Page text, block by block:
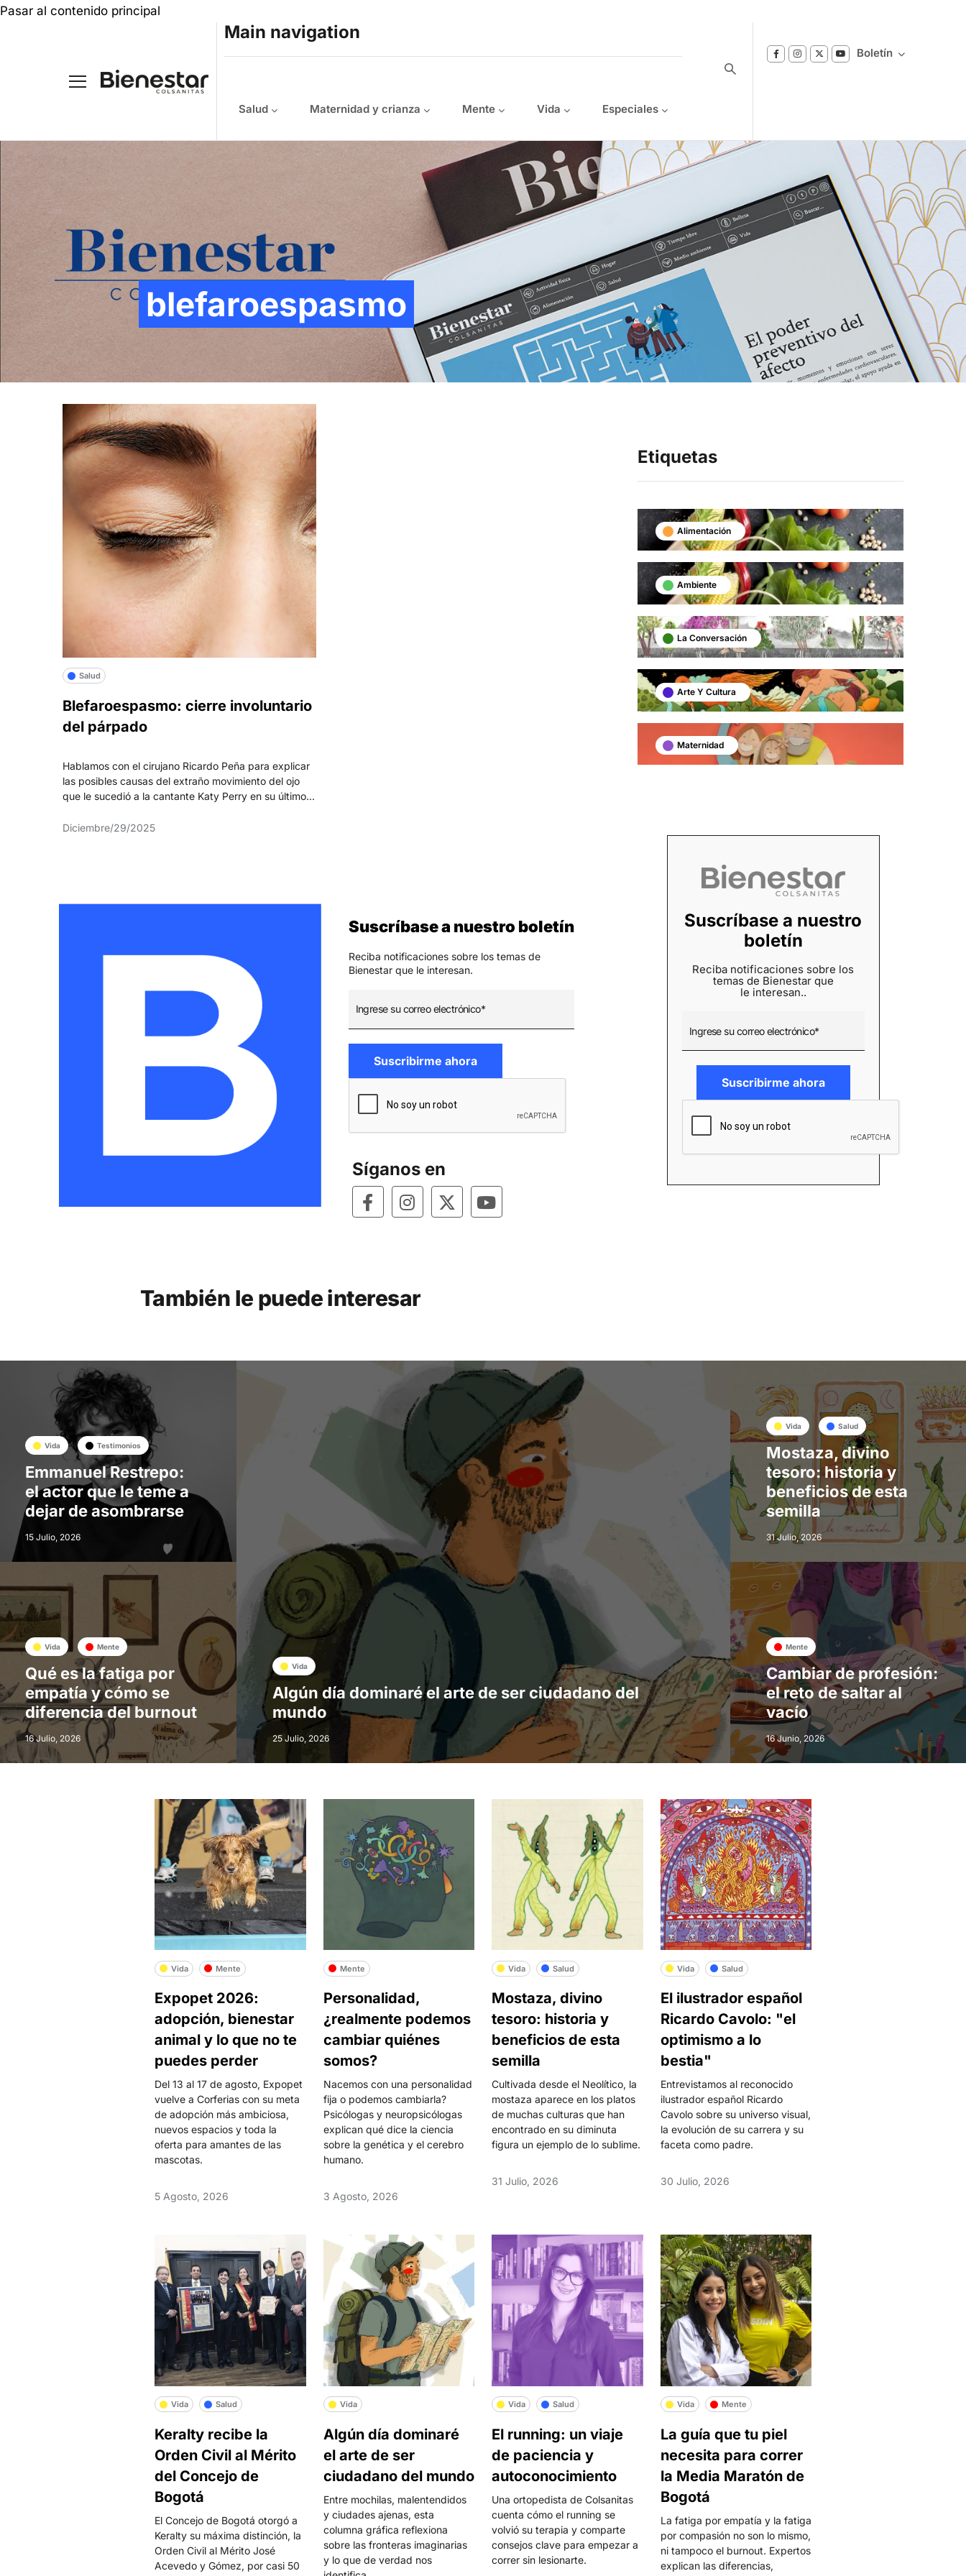
Pasar al contenido principal
Main navigation
Salud Maternidad y crianza Mente Vida Especiales
Boletín
Suscríbase a nuestro boletín
Reciba notificaciones sobre los temas de
Bienestar que le interesan.
blefaroespasmo
Salud
Blefaroespasmo: cierre involuntario
del párpado
Hablamos con el cirujano Ricardo Peña para explicar
las posibles causas del extraño movimiento del ojo
que le sucedió a la cantante Katy Perry en su último...
Diciembre/29/2025
Suscríbase a nuestro boletín
Reciba notificaciones sobre los temas de
Bienestar que le interesan.
Síganos en
Etiquetas
Alimentación
Ambiente
La Conversación
Arte Y Cultura
Maternidad
Suscríbase a nuestro
boletín
Reciba notificaciones sobre los
temas de Bienestar que
le interesan..
También le puede interesar
Vida Testimonios
Emmanuel Restrepo:
el actor que le teme a
dejar de asombrarse
15 Julio, 2026
Vida Mente
Qué es la fatiga por
empatía y cómo se
diferencia del burnout
16 Julio, 2026
Vida
Algún día dominaré el arte de ser ciudadano del
mundo
25 Julio, 2026
Vida Salud
Mostaza, divino
tesoro: historia y
beneficios de esta
semilla
31 Julio, 2026
Mente
Cambiar de profesión:
el reto de saltar al
vacío
16 Junio, 2026
Vida Mente
Expopet 2026:
adopción, bienestar
animal y lo que no te
puedes perder
Del 13 al 17 de agosto, Expopet
vuelve a Corferias con su meta
de adopción más ambiciosa,
nuevos espacios y toda la
oferta para amantes de las
mascotas.
5 Agosto, 2026
Mente
Personalidad,
¿realmente podemos
cambiar quiénes
somos?
Nacemos con una personalidad
fija o podemos cambiarla?
Psicólogas y neuropsicólogas
explican qué dice la ciencia
sobre la genética y el cerebro
humano.
3 Agosto, 2026
Vida Salud
Mostaza, divino
tesoro: historia y
beneficios de esta
semilla
Cultivada desde el Neolítico, la
mostaza aparece en los platos
de muchas culturas que han
encontrado en su diminuta
figura un ejemplo de lo sublime.
31 Julio, 2026
Vida Salud
El ilustrador español
Ricardo Cavolo: "el
optimismo a lo
bestia"
Entrevistamos al reconocido
ilustrador español Ricardo
Cavolo sobre su universo visual,
la evolución de su carrera y su
faceta como padre.
30 Julio, 2026
Vida Salud
Keralty recibe la
Orden Civil al Mérito
del Concejo de
Bogotá
El Concejo de Bogotá otorgó a
Keralty su máxima distinción, la
Orden Civil al Mérito José
Acevedo y Gómez, por casi 50
Vida
Algún día dominaré
el arte de ser
ciudadano del mundo
Entre mochilas, malentendidos
y ciudades ajenas, esta
columna gráfica reflexiona
sobre las fronteras imaginarias
y lo que de verdad nos
Vida Salud
El running: un viaje
de paciencia y
autoconocimiento
Una ortopedista de Colsanitas
cuenta cómo el running se
volvió su terapia y comparte
consejos clave para empezar a
correr sin lesionarte.
Vida Mente
La guía que tu piel
necesita para correr
la Media Maratón de
Bogotá
La fatiga por empatía y la fatiga
por compasión no son lo mismo,
ni tampoco el burnout. Expertos
explican las diferencias,